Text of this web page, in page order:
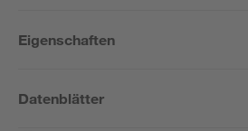
Eigenschaften
Datenblätter